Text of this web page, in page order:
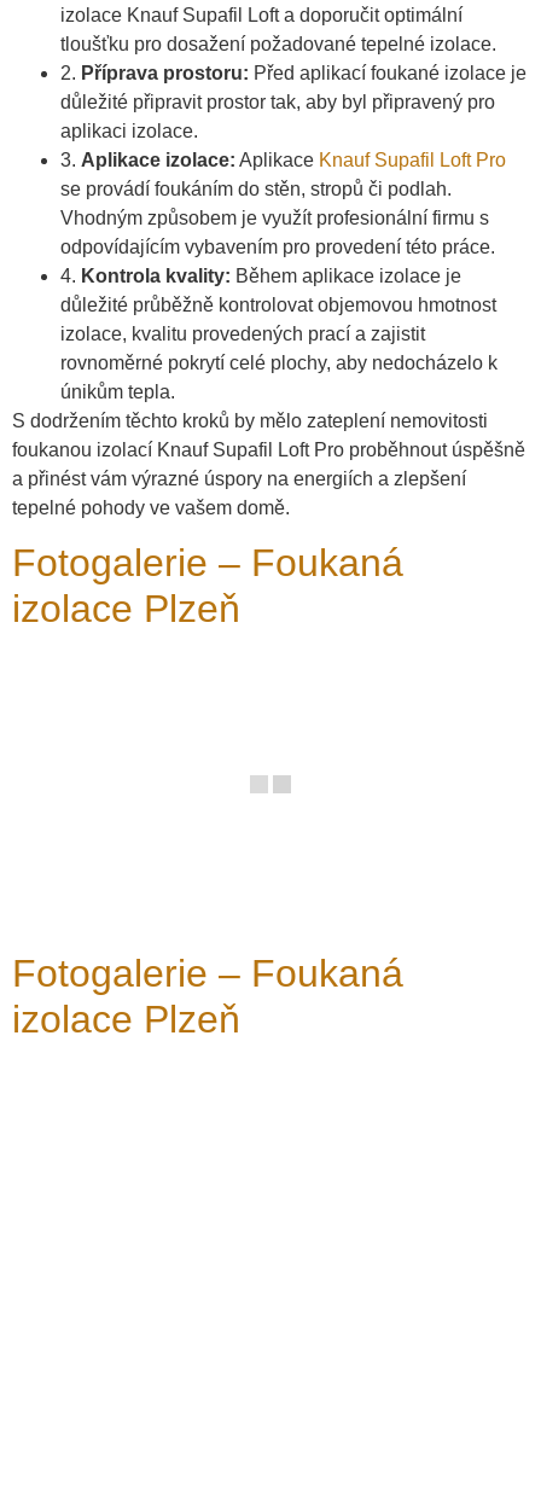
izolace Knauf Supafil Loft a doporučit optimální
tloušťku pro dosažení požadované tepelné izolace.
2.⁠ ⁠ Příprava prostoru: Před aplikací foukané izolace je
důležité připravit prostor tak, aby byl připravený pro
aplikaci izolace.
3.⁠ ⁠ Aplikace izolace: Aplikace Knauf Supafil Loft Pro
se provádí foukáním do stěn, stropů či podlah.
Vhodným způsobem je využít profesionální firmu s
odpovídajícím vybavením pro provedení této práce.
4.⁠ ⁠Kontrola kvality: Během aplikace izolace je
důležité průběžně kontrolovat objemovou hmotnost
izolace, kvalitu provedených prací a zajistit
rovnoměrné pokrytí celé plochy, aby nedocházelo k
únikům tepla.
S dodržením těchto kroků by mělo zateplení nemovitosti
foukanou izolací Knauf Supafil Loft Pro proběhnout úspěšně
a přinést vám výrazné úspory na energiích a zlepšení
tepelné pohody ve vašem domě.
Fotogalerie – Foukaná
izolace Plzeň
Fotogalerie – Foukaná
izolace Plzeň